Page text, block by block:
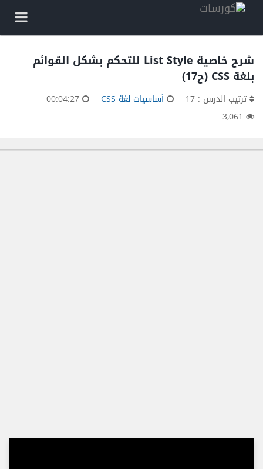
شرح خاصية List Style للتحكم بشكل القوائم
بلغة CSS (ح17)
ترتيب الدرس : 17 أساسيات لغة CSS